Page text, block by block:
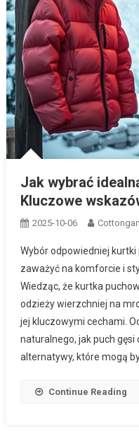
Jak wybrać
Kluczowe
2025-10-06
Wybór odpowiedniej
zaważyć na komforcie i
Wiedząc, że kurtka
odzieży wierzchniej na
jej kluczowymi cechami.
naturalnego, jak puch
alternatywy, które mogą
Continue Reading